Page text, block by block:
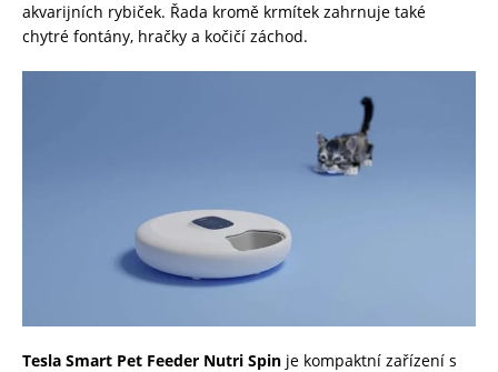
akvarijních rybiček. Řada kromě krmítek zahrnuje také
chytré fontány, hračky a kočičí záchod.
Tesla Smart Pet Feeder Nutri Spin je kompaktní zařízení s